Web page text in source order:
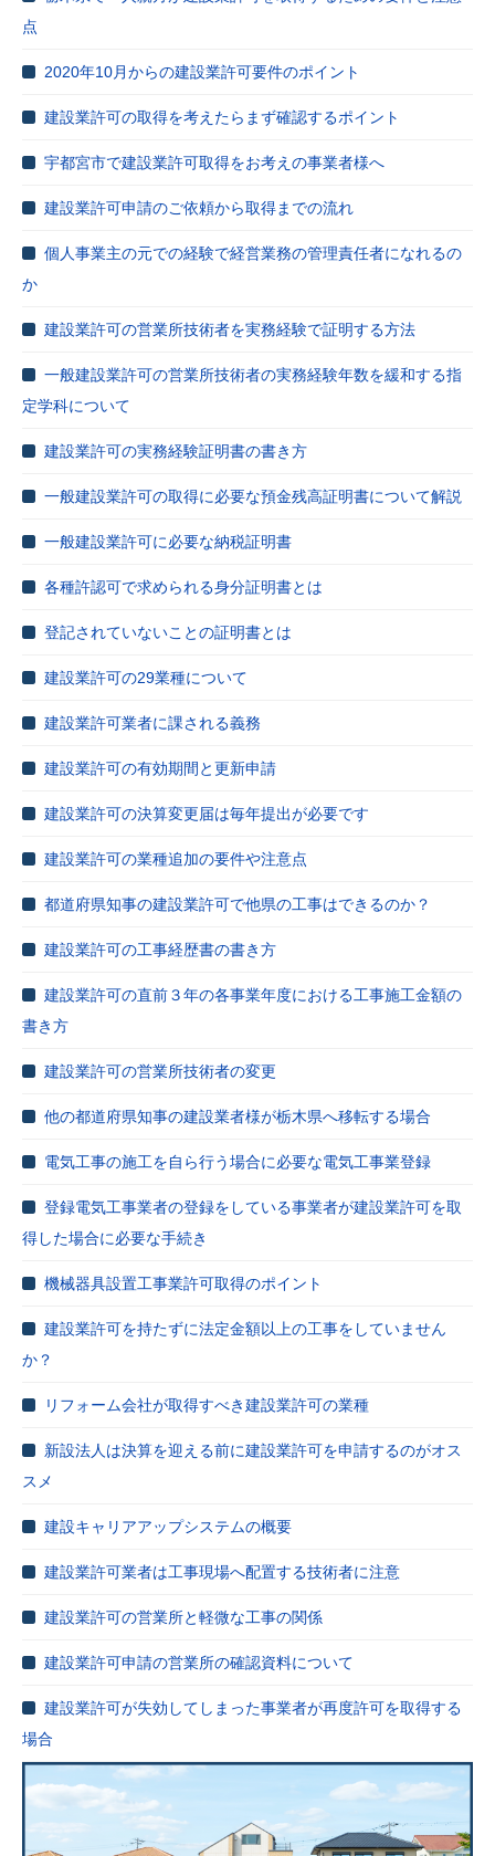
点
2020年10月からの建設業許可要件のポイント
建設業許可の取得を考えたらまず確認するポイント
宇都宮市で建設業許可取得をお考えの事業者様へ
建設業許可申請のご依頼から取得までの流れ
個人事業主の元での経験で経営業務の管理責任者になれるの
か
建設業許可の営業所技術者を実務経験で証明する方法
一般建設業許可の営業所技術者の実務経験年数を緩和する指
定学科について
建設業許可の実務経験証明書の書き方
一般建設業許可の取得に必要な預金残高証明書について解説
一般建設業許可に必要な納税証明書
各種許認可で求められる身分証明書とは
登記されていないことの証明書とは
建設業許可の29業種について
建設業許可業者に課される義務
建設業許可の有効期間と更新申請
建設業許可の決算変更届は毎年提出が必要です
建設業許可の業種追加の要件や注意点
都道府県知事の建設業許可で他県の工事はできるのか？
建設業許可の工事経歴書の書き方
建設業許可の直前３年の各事業年度における工事施工金額の
書き方
建設業許可の営業所技術者の変更
他の都道府県知事の建設業者様が栃木県へ移転する場合
電気工事の施工を自ら行う場合に必要な電気工事業登録
登録電気工事業者の登録をしている事業者が建設業許可を取
得した場合に必要な手続き
機械器具設置工事業許可取得のポイント
建設業許可を持たずに法定金額以上の工事をしていません
か？
リフォーム会社が取得すべき建設業許可の業種
新設法人は決算を迎える前に建設業許可を申請するのがオス
スメ
建設キャリアアップシステムの概要
建設業許可業者は工事現場へ配置する技術者に注意
建設業許可の営業所と軽微な工事の関係
建設業許可申請の営業所の確認資料について
建設業許可が失効してしまった事業者が再度許可を取得する
場合